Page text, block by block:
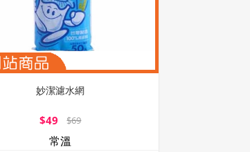
妙潔濾水網
$49 $69
常溫